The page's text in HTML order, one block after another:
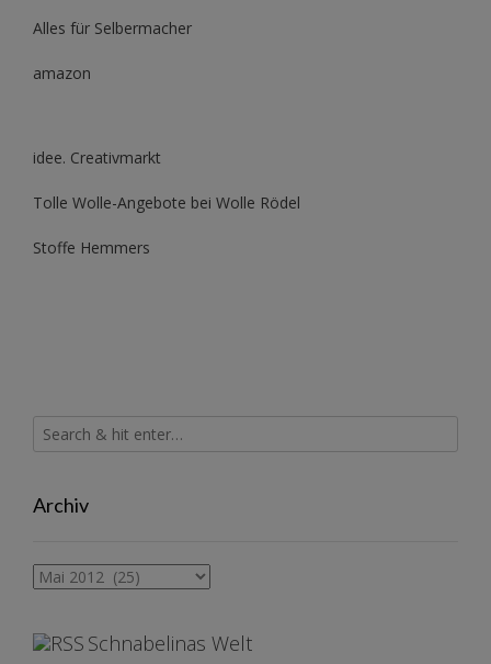
Alles für Selbermacher
amazon
idee. Creativmarkt
Tolle Wolle-Angebote bei Wolle Rödel
Stoffe Hemmers
Archiv
Archiv
Schnabelinas Welt